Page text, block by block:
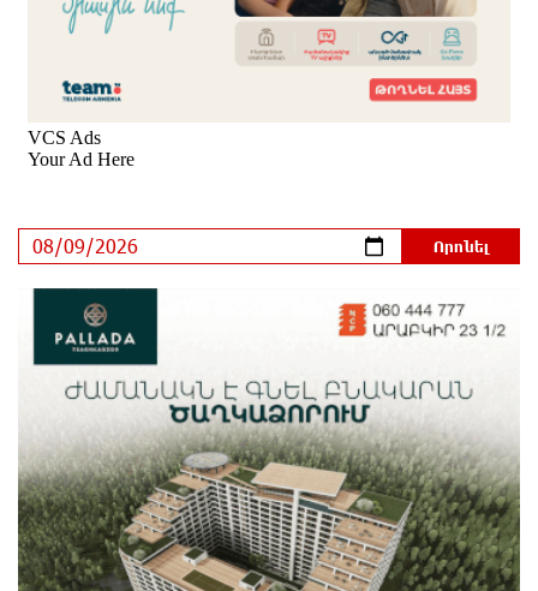
Ադրբեջանի Սարով գյուղում տանը 18-ամյա աղջկա
10 ժամ առաջ
Հայհիդրոմետի տնօրենը գրել է
Արտակարգ դեպք՝ Երևանում․ կոտրել են «Հույս
բոլոր մարդկանց» հիմնադրամի շենքի
պատուհաններն ու դռները
Ալիևն ու Թրամփը հեռախոսազրույց են ունեցել
11 ժամ առաջ
«Ինտեր»-ը հաղթեց «Յուվենտուս»-ին
11 ժամ առաջ